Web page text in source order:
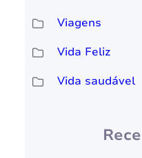
Viagens
Vida Feliz
Vida saudável